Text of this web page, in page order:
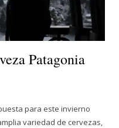
Patagonia
para este invierno
variedad de cervezas,